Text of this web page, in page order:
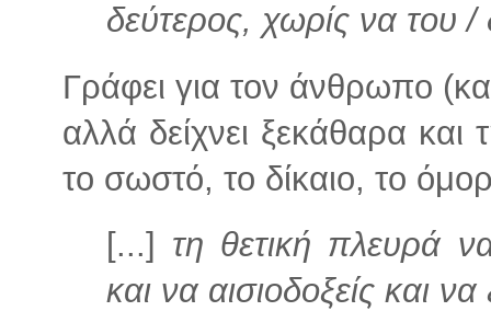
δεύτερος, χωρίς να του /
Γράφει για τον άνθρωπο
αλλά δείχνει ξεκάθαρα
το σωστό, το δίκαιο, το
[...] τη θετική πλευρά
και να αισιοδοξείς και